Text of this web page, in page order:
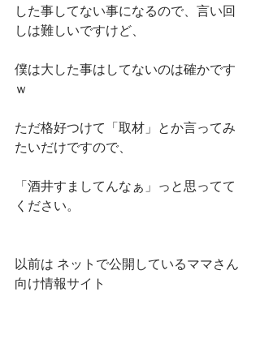
した事してない事になるので、言い回
しは難しいですけど、
僕は大した事はしてないのは確かです
ｗ
ただ格好つけて「取材」とか言ってみ
たいだけですので、
「酒井すましてんなぁ」っと思ってて
ください。
以前は ネットで公開しているママさん
向け情報サイト